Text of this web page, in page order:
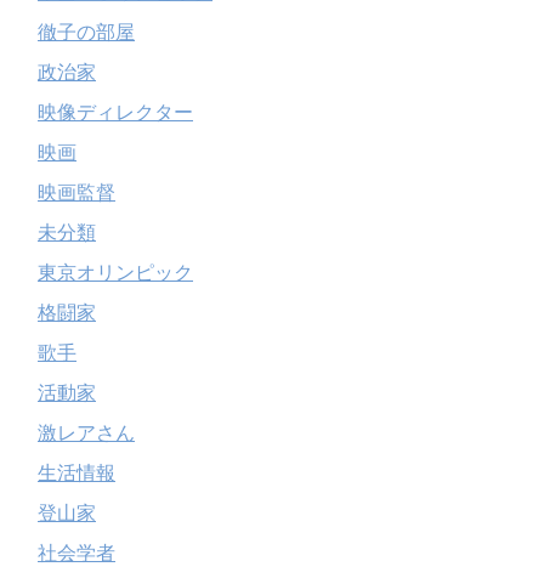
徹子の部屋
政治家
映像ディレクター
映画
映画監督
未分類
東京オリンピック
格闘家
歌手
活動家
激レアさん
生活情報
登山家
社会学者